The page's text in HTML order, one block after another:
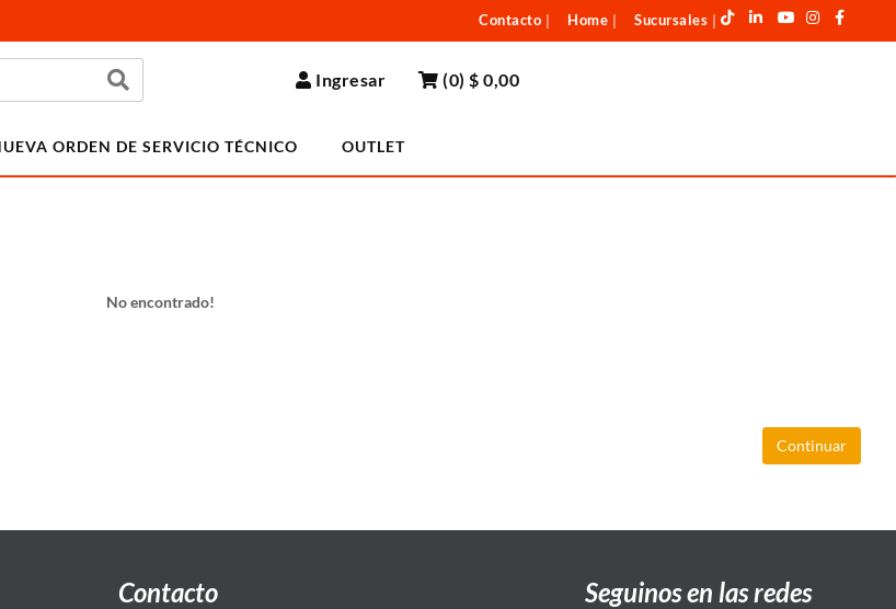
Contacto Home Sucursales
Ingresar (0)$ 0,00
ORDEN DE SERVICIO TÉCNICO OUTLET
No encontrado!
Continuar
Contacto Seguinos en las redes